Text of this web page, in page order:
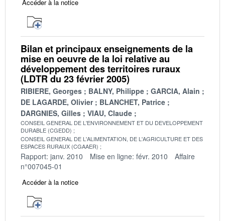
Accéder à la notice
Bilan et principaux enseignements de la
mise en oeuvre de la loi relative au
développement des territoires ruraux
(LDTR du 23 février 2005)
RIBIERE, Georges BALNY, Philippe
GARCIA, Alain
DE LAGARDE, Olivier
BLANCHET, Patrice
DARGNIES, Gilles
VIAU, Claude
CONSEIL GENERAL DE L'ENVIRONNEMENT ET DU DEVELOPPEMENT
DURABLE (CGEDD)
CONSEIL GENERAL DE L'ALIMENTATION, DE L'AGRICULTURE ET DES
ESPACES RURAUX (CGAAER)
Rapport: janv. 2010 Mise en ligne: févr. 2010
Affaire
n°007045-01
Accéder à la notice